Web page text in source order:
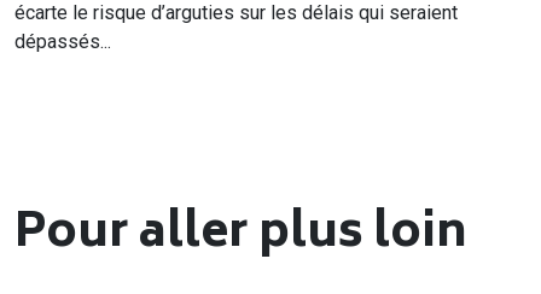
écarte le risque d’arguties sur les délais qui seraient
dépassés...
Pour aller plus loin